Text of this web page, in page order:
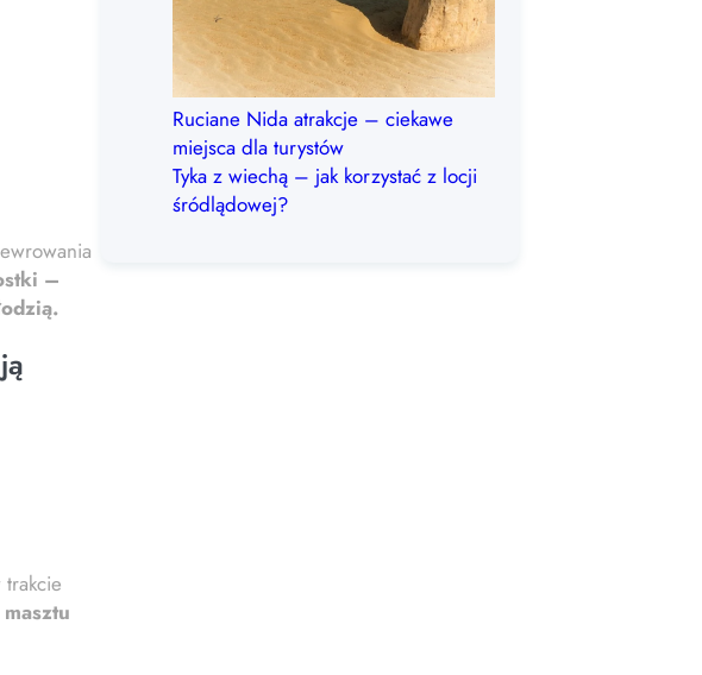
–
Ruciane Nida atrakcje – ciekawe
miejsca dla turystów
Tyka z wiechą – jak korzystać z locji
śródlądowej?